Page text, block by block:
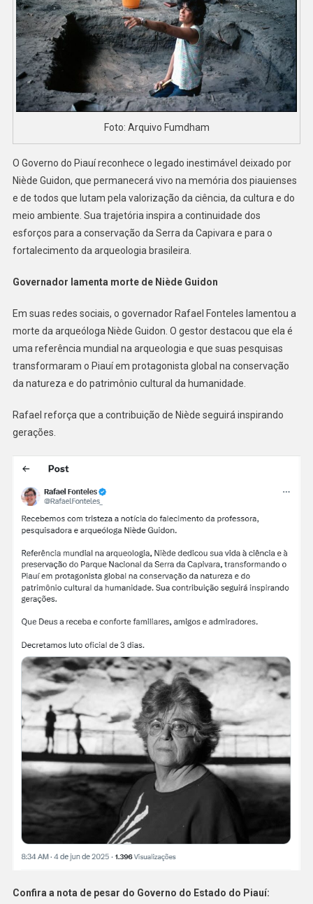
Foto: Arquivo Fumdham
O Governo do Piauí reconhece o legado inestimável deixado por
Niède Guidon, que permanecerá vivo na memória dos piauienses
e de todos que lutam pela valorização da ciência, da cultura e do
meio ambiente. Sua trajetória inspira a continuidade dos
esforços para a conservação da Serra da Capivara e para o
fortalecimento da arqueologia brasileira.
Governador lamenta morte de Niède Guidon
Em suas redes sociais, o governador Rafael Fonteles lamentou a
morte da arqueóloga Niède Guidon. O gestor destacou que ela é
uma referência mundial na arqueologia e que suas pesquisas
transformaram o Piauí em protagonista global na conservação
da natureza e do patrimônio cultural da humanidade.
Rafael reforça que a contribuição de Niède seguirá inspirando
gerações.
Confira a nota de pesar do Governo do Estado do Piauí: